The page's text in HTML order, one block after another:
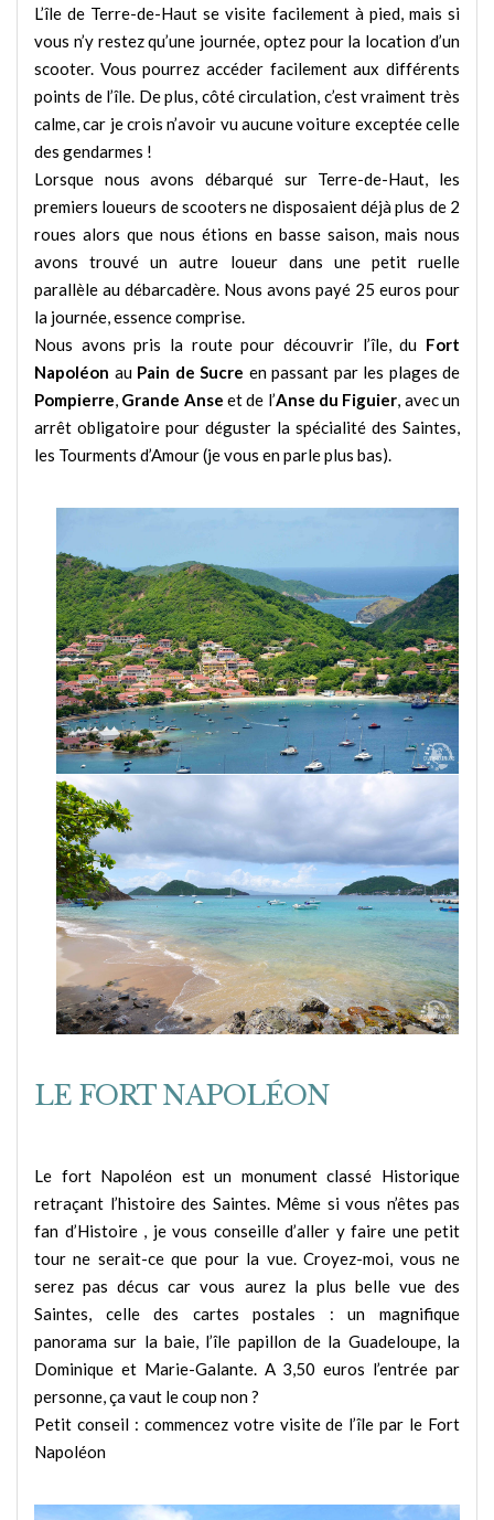
L’île de Terre-de-Haut se visite facilement à pied, mais si
vous n’y restez qu’une journée, optez pour la location d’un
scooter. Vous pourrez accéder facilement aux différents
points de l’île. De plus, côté circulation, c’est vraiment très
calme, car je crois n’avoir vu aucune voiture exceptée celle
des gendarmes !
Lorsque nous avons débarqué sur Terre-de-Haut, les
premiers loueurs de scooters ne disposaient déjà plus de 2
roues alors que nous étions en basse saison, mais nous
avons trouvé un autre loueur dans une petit ruelle
parallèle au débarcadère. Nous avons payé 25 euros pour
la journée, essence comprise.
Nous avons pris la route pour découvrir l’île, du Fort
Napoléon au Pain de Sucre en passant par les plages de
Pompierre, Grande Anse et de l’Anse du Figuier, avec un
arrêt obligatoire pour déguster la spécialité des Saintes,
les Tourments d’Amour (je vous en parle plus bas).
LE FORT NAPOLÉON
Le fort Napoléon est un monument classé Historique
retraçant l’histoire des Saintes. Même si vous n’êtes pas
fan d’Histoire , je vous conseille d’aller y faire une petit
tour ne serait-ce que pour la vue. Croyez-moi, vous ne
serez pas décus car vous aurez la plus belle vue des
Saintes, celle des cartes postales : un magnifique
panorama sur la baie, l’île papillon de la Guadeloupe, la
Dominique et Marie-Galante. A 3,50 euros l’entrée par
personne, ça vaut le coup non ?
Petit conseil : commencez votre visite de l’île par le Fort
Napoléon